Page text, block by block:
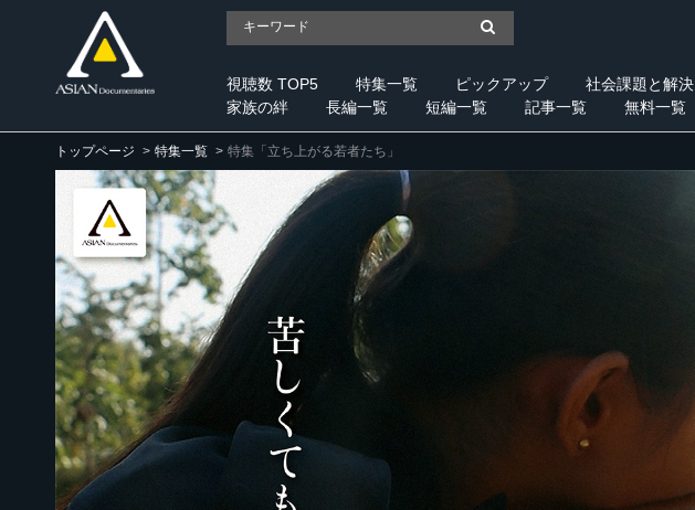
視聴数 TOP5 特集一覧 ピックアップ 社会課題と解決
家族の絆
長編一覧 短編一覧 記事一覧 無料一覧
トップページ 特集一覧 特集「立ち上がる若者たち」